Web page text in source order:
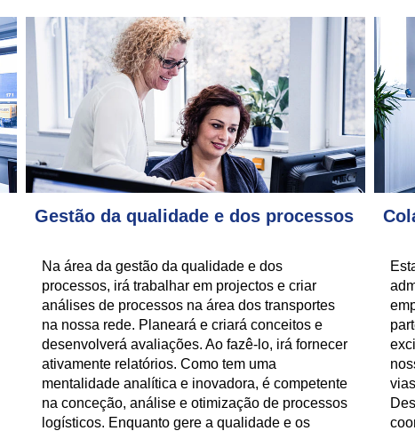
Gestão da qualidade e dos processos
Na área da gestão da qualidade e dos
processos, irá trabalhar em projectos e criar
análises de processos na área dos transportes
na nossa rede. Planeará e criará conceitos e
desenvolverá avaliações. Ao fazê-lo, irá fornecer
ativamente relatórios. Como tem uma
mentalidade analítica e inovadora, é competente
na conceção, análise e otimização de processos
logísticos. Enquanto gere a qualidade e os